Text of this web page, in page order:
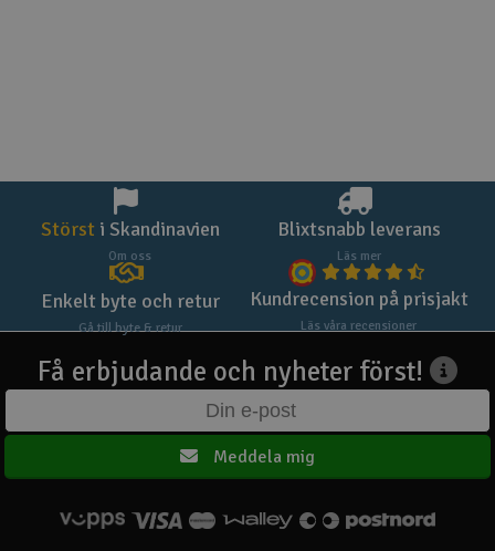
Störst i Skandinavien
Om oss
Blixtsnabb leverans
Läs mer
Enkelt byte och retur
Gå till byte & retur
Kundrecension på prisjakt
Läs våra recensioner
Få erbjudande och nyheter först!
Meddela mig